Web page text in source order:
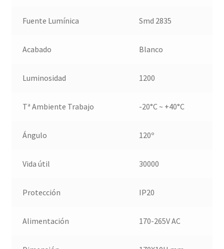
Fuente Lumínica Smd 2835
Acabado Blanco
Luminosidad 1200
Tª Ambiente Trabajo -20°C ~ +40°C
Ángulo 120º
Vida útil 30000
Protección IP20
Alimentación 170-265V AC